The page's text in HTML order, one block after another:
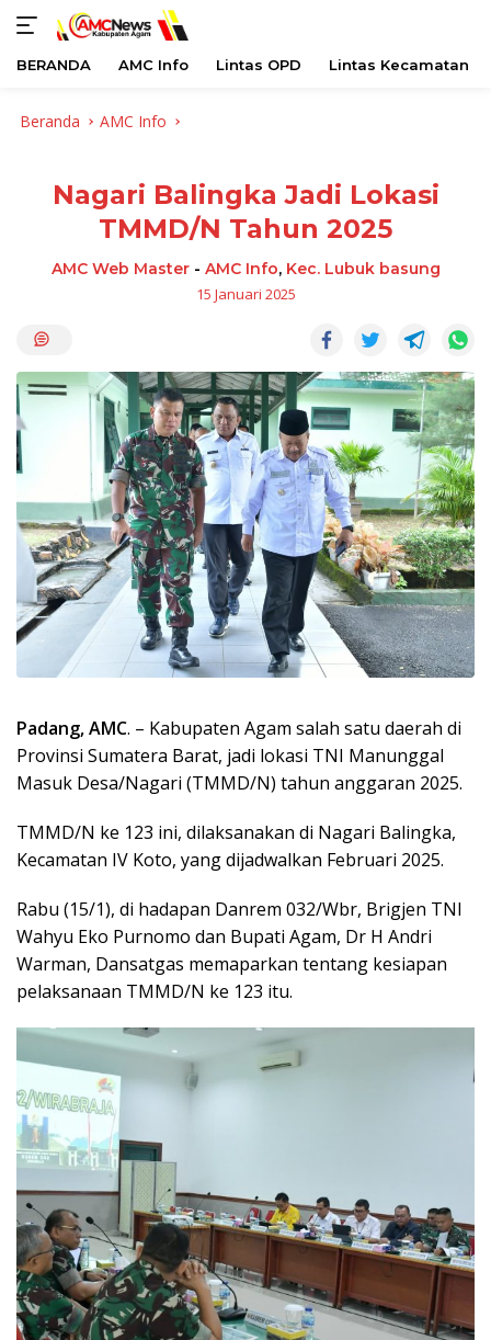
BERANDA AMC Info Lintas OPD Lintas Kecamatan
Beranda AMC Info
Nagari Balingka Jadi Lokasi
TMMD/N Tahun 2025
AMC Web Master- AMC Info, Kec. Lubuk basung
15 Januari 2025
Padang, AMC. – Kabupaten Agam salah satu daerah di
Provinsi Sumatera Barat, jadi lokasi TNI Manunggal
Masuk Desa/Nagari (TMMD/N) tahun anggaran 2025.
TMMD/N ke 123 ini, dilaksanakan di Nagari Balingka,
Kecamatan IV Koto, yang dijadwalkan Februari 2025.
Rabu (15/1), di hadapan Danrem 032/Wbr, Brigjen TNI
Wahyu Eko Purnomo dan Bupati Agam, Dr H Andri
Warman, Dansatgas memaparkan tentang kesiapan
pelaksanaan TMMD/N ke 123 itu.